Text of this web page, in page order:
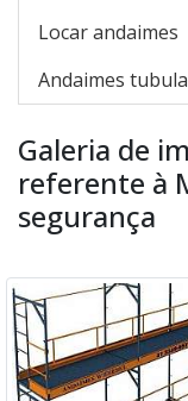
Locar andaimes
Andaimes
Galeria de
referente à
segurança